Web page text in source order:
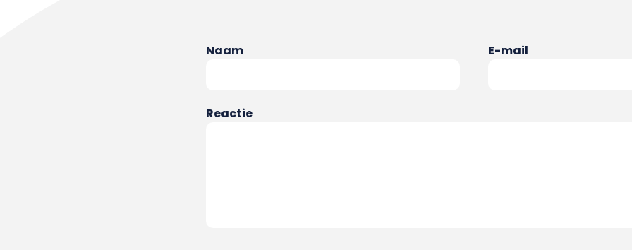
Naam E-mail
Reactie